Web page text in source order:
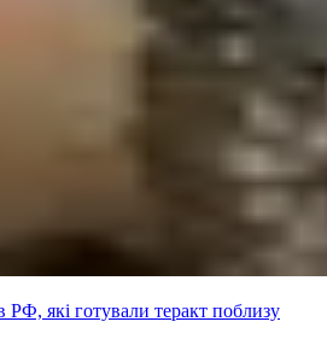
РФ, які готували теракт поблизу